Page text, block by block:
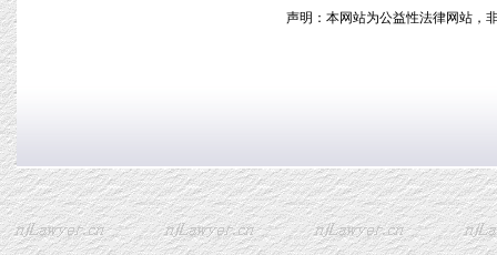
声明：本网站为公益性法律网站，